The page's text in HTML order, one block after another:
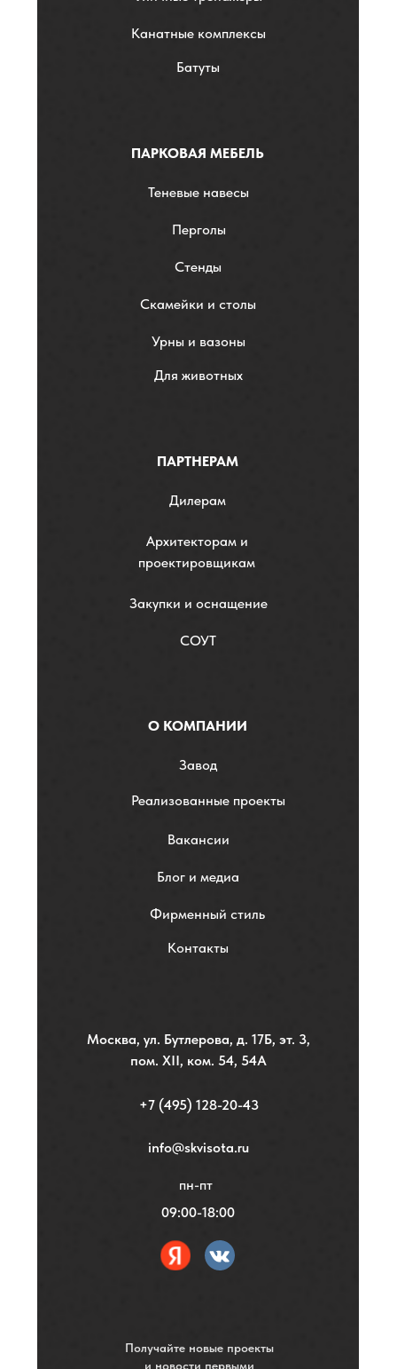
ПАРТНЕРАМ
Архитекторам и
проектировщикам
Дилерам
Закупки и оснащение
СОУТ
Получайте новые проекты
и новости первыми
О КОМПАНИИ
Завод
Реализованные проекты
Вакансии
Блог и медиа
Фирменный стиль
Контакты
Канатные комплексы
Батуты
+7 (495) 128-20-43
info@skvisota.ru
Москва, ул. Бутлерова, д. 17Б, эт. 3,
пом. XII, ком. 54, 54А
пн-пт
09:00-18:00
ПАРКОВАЯ МЕБЕЛЬ
Теневые навесы
Перголы
Стенды
Скамейки и столы
Урны и вазоны
Для животных